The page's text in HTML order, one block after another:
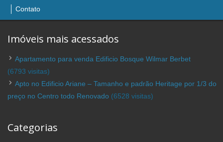
Contato
Imóveis mais acessados
Apartamento para venda Edificio Bosque Wilmar Berbet
(6793 visitas)
Apto no Edificio Ariane – Tamanho e padrão Heritage por 1/3 do
preço no Centro todo Renovado (6528 visitas)
Categorias